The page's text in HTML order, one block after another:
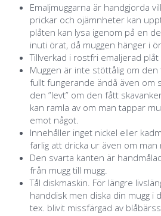
Emaljmuggarna är handgjorda
prickar och ojämnheter kan
plåten kan lysa igenom på en
inuti örat, då muggen hänger i
Tillverkad i rostfri emaljerad plåt
Muggen är inte stöttålig om
fullt fungerande ändå även om
den ”levt” om den fått
kan ramla av om man tappar
emot något.
Innehåller inget nickel eller
farlig att dricka ur även om man
Den svarta kanten är
från mugg till mugg.
Tål diskmaskin. För längre
handdisk men diska din mugg i
tex. blivit missfärgad av